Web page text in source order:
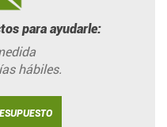
para ayudarle:
hábiles.